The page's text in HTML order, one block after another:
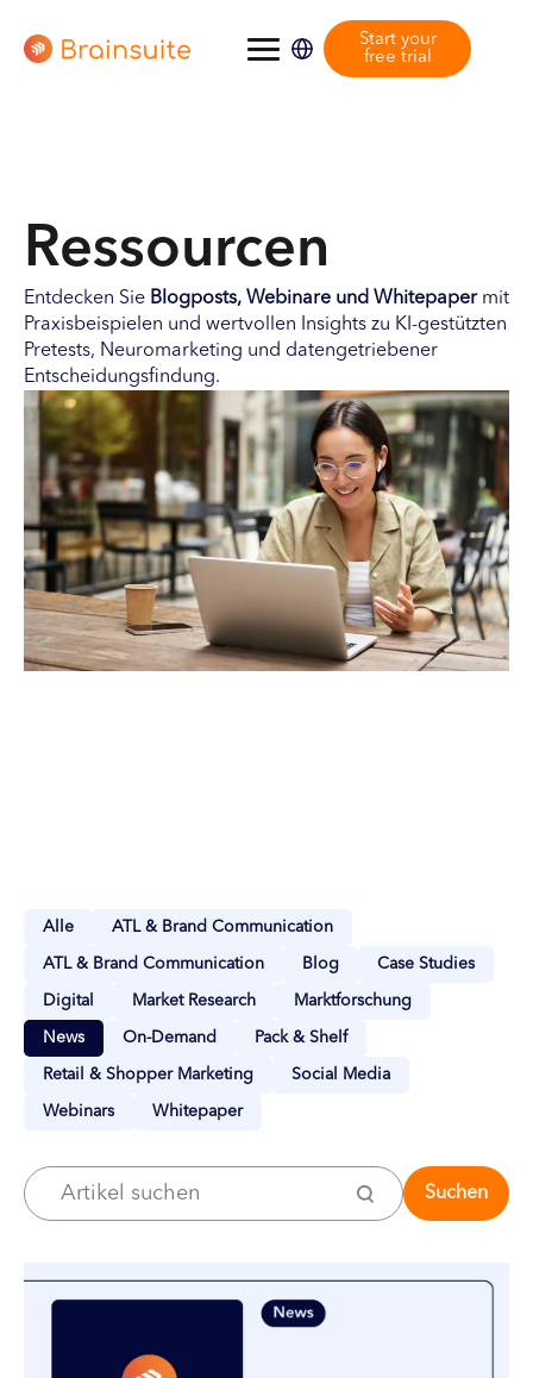
Start your
free trial
Ressourcen
Entdecken Sie Blogposts, Webinare und Whitepapermit
Praxisbeispielen und wertvollen Insights zu KI-gestützten
Pretests, Neuromarketing und datengetriebener
Entscheidungsfindung.
Alle ATL & Brand Communication
ATL & Brand Communication Blog Case Studies
Digital Market Research Marktforschung
News On-Demand Pack & Shelf
Retail & Shopper Marketing Social Media
Webinars Whitepaper
Suchen